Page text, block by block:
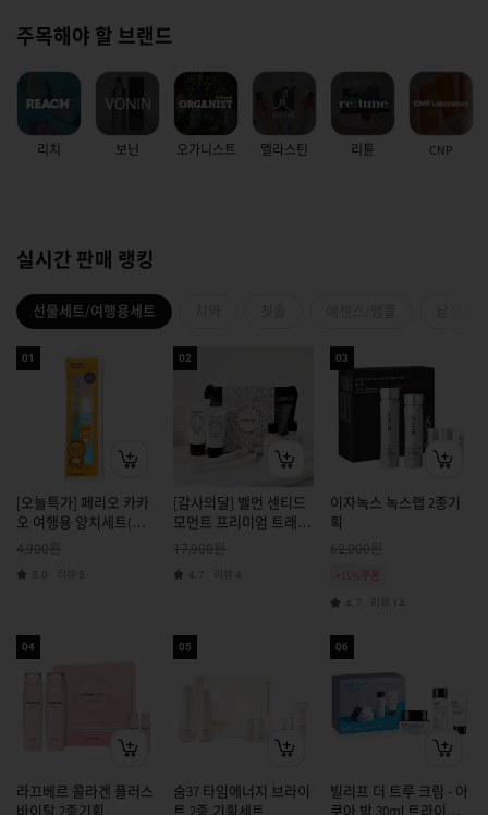
주목해야 할 브랜드
리치 보닌 오가니스트 엘라스틴 리튠 CNP
실시간 판매 랭킹
선물세트/여행용세트
01
[오늘특가] 페리오 카카
오 여행용 양치세트(라
이언)
4,900원
5.0 5
02
[감사의달] 벨먼 센티드
모먼트 프리미엄 트래블
키트
17,900원
4.7 4
03
이자녹스 녹스랩 2종기
획
62,000원
+15%쿠폰
4.7 14
04
라끄베르 콜라겐 플러스
05
숨37 타임에너지 브라이
06
빌리프 더 트루 크림 - 아